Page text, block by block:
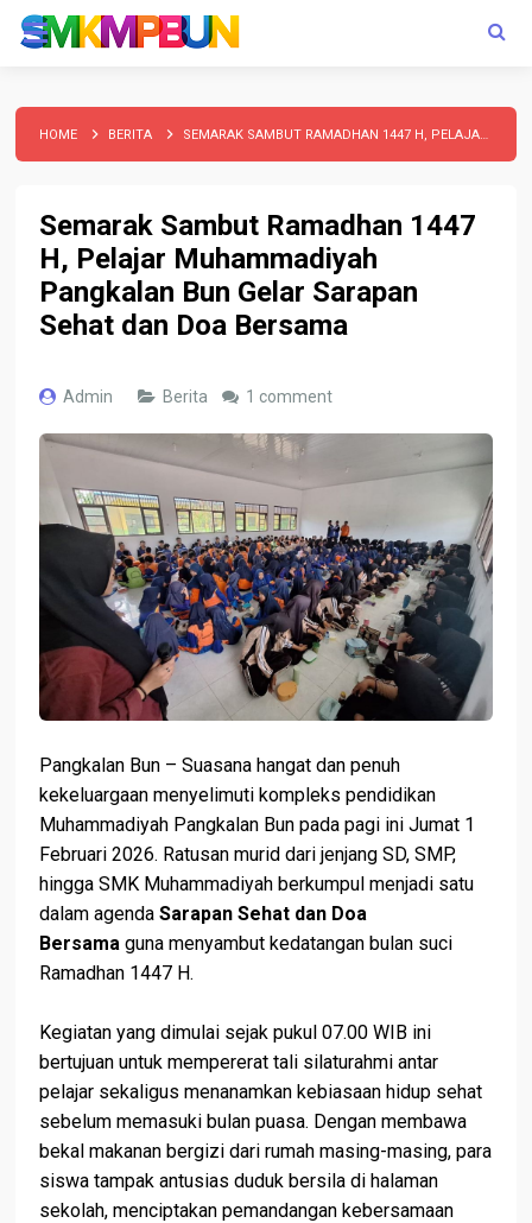
HOME BERITA SEMARAK SAMBUT RAMADHAN 1447 H, PELAJAR MUHAMMADIYAH PANGKALAN BUN GELAR SARAPAN SEHAT DAN DOA BERSAMA
Semarak Sambut Ramadhan 1447
H, Pelajar Muhammadiyah
Pangkalan Bun Gelar Sarapan
Sehat dan Doa Bersama
Admin Berita 1 comment
Pangkalan Bun – Suasana hangat dan penuh
kekeluargaan menyelimuti kompleks pendidikan
Muhammadiyah Pangkalan Bun pada pagi ini Jumat 1
Februari 2026. Ratusan murid dari jenjang SD, SMP,
hingga SMK Muhammadiyah berkumpul menjadi satu
dalam agendaSarapan Sehat dan Doa
Bersama guna menyambut kedatangan bulan suci
Ramadhan 1447 H.
Kegiatan yang dimulai sejak pukul 07.00 WIB ini
bertujuan untuk mempererat tali silaturahmi antar
pelajar sekaligus menanamkan kebiasaan hidup sehat
sebelum memasuki bulan puasa. Dengan membawa
bekal makanan bergizi dari rumah masing-masing, para
siswa tampak antusias duduk bersila di halaman
sekolah, menciptakan pemandangan kebersamaan